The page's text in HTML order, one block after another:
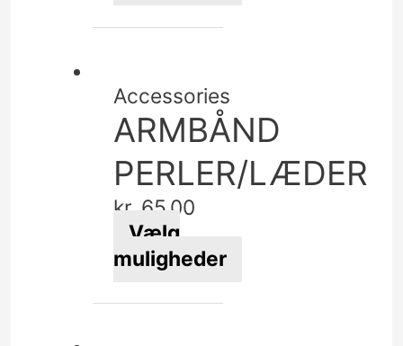
vare
flere
varianter.
Mulighederne
kan
vælges
på
varesiden
Accessories
ARMBÅND
PERLER/LÆDER
kr. 65,00
Vælg
muligheder
vare